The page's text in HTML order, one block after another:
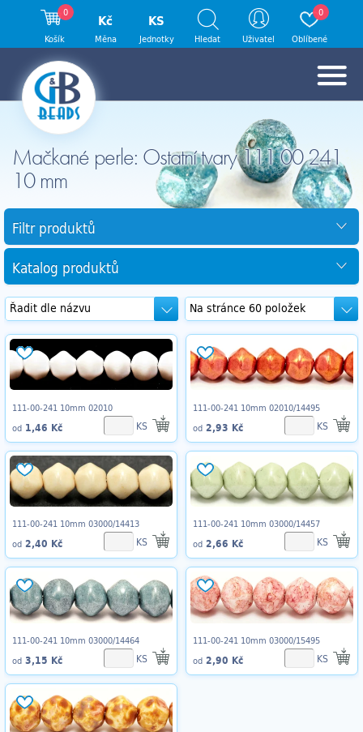
Mačkané perle: Ostatní tvary 111 00 241
10 mm
Filtr produktů
Katalog produktů
111-00-241 10mm 02010
od 1,46 Kč KS
111-00-241 10mm 02010/14495
od 2,93 Kč KS
111-00-241 10mm 03000/14413
od 2,40 Kč KS
111-00-241 10mm 03000/14457
od 2,66 Kč KS
111-00-241 10mm 03000/14464
od 3,15 Kč KS
111-00-241 10mm 03000/15495
od 2,90 Kč KS
0
Košík
Kč
Měna
KS
Jednotky Hledat Uživatel
0
Oblíbené